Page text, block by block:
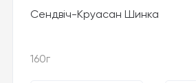
Сендвіч-Круасан Шинка
160г